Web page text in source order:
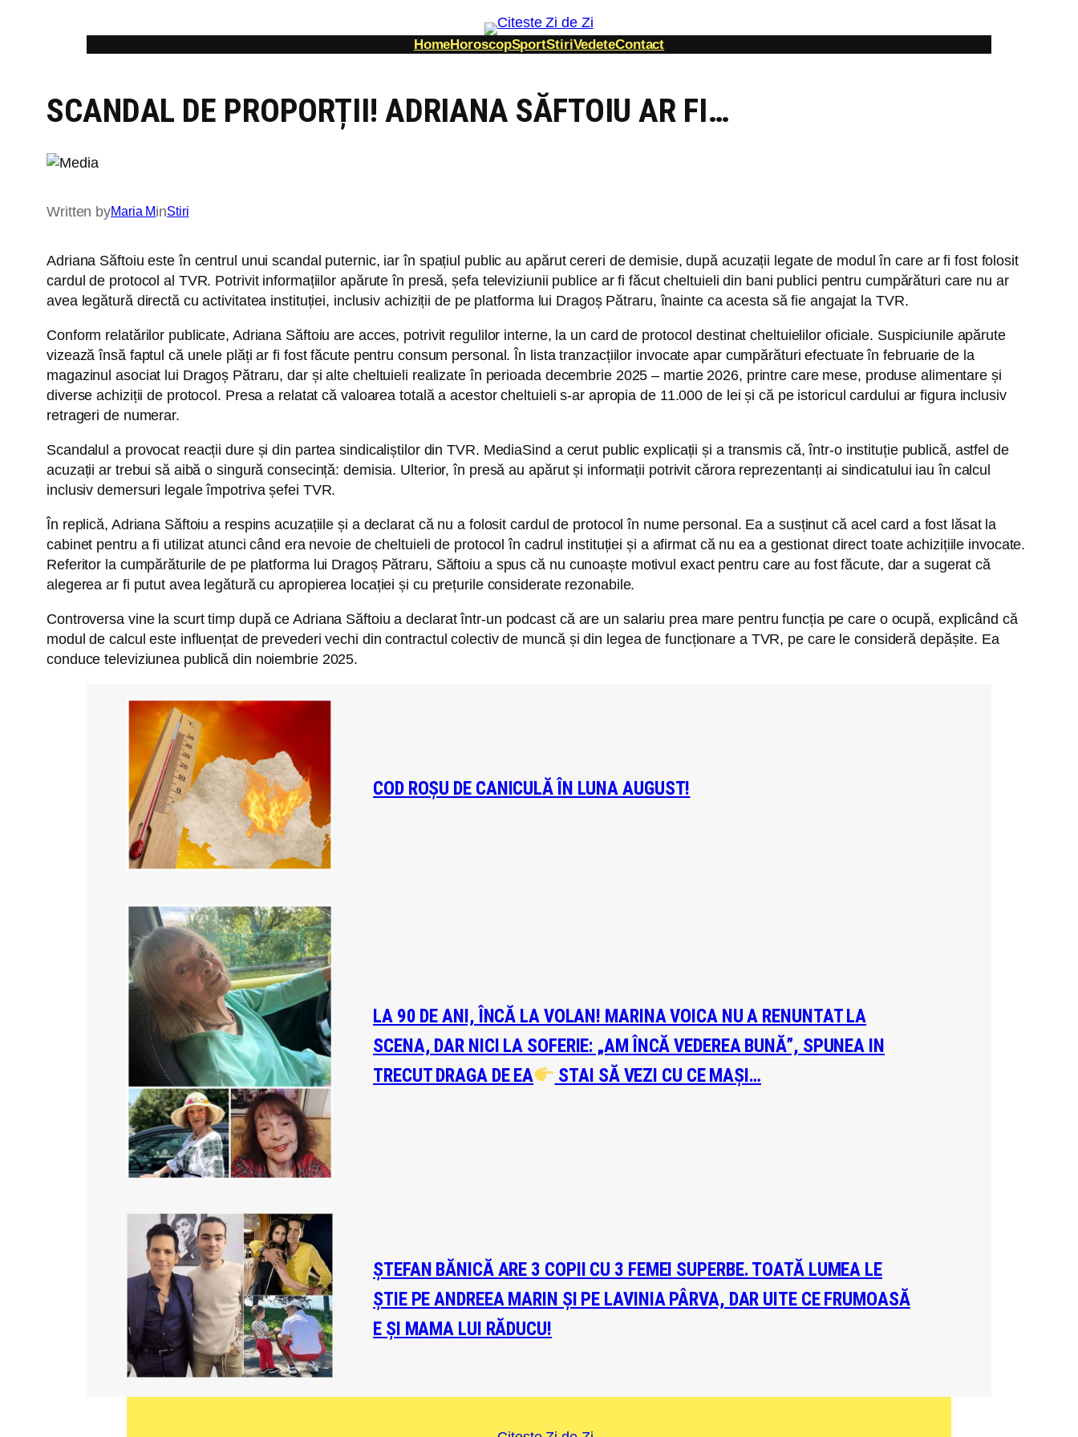
HomeHoroscopSportStiriVedeteContact
SCANDAL DE PROPORȚII! ADRIANA SĂFTOIU AR FI…
Written byMaria MinStiri
Adriana Săftoiu este în centrul unui scandal puternic, iar în spațiul public au apărut cereri de demisie, după acuzații legate de modul în care ar fi fost folosit
cardul de protocol al TVR. Potrivit informațiilor apărute în presă, șefa televiziunii publice ar fi făcut cheltuieli din bani publici pentru cumpărături care nu ar
avea legătură directă cu activitatea instituției, inclusiv achiziții de pe platforma lui Dragoș Pătraru, înainte ca acesta să fie angajat la TVR.
Conform relatărilor publicate, Adriana Săftoiu are acces, potrivit regulilor interne, la un card de protocol destinat cheltuielilor oficiale. Suspiciunile apărute
vizează însă faptul că unele plăți ar fi fost făcute pentru consum personal. În lista tranzacțiilor invocate apar cumpărături efectuate în februarie de la
magazinul asociat lui Dragoș Pătraru, dar și alte cheltuieli realizate în perioada decembrie 2025 – martie 2026, printre care mese, produse alimentare și
diverse achiziții de protocol. Presa a relatat că valoarea totală a acestor cheltuieli s-ar apropia de 11.000 de lei și că pe istoricul cardului ar figura inclusiv
retrageri de numerar.
Scandalul a provocat reacții dure și din partea sindicaliștilor din TVR. MediaSind a cerut public explicații și a transmis că, într-o instituție publică, astfel de
acuzații ar trebui să aibă o singură consecință: demisia. Ulterior, în presă au apărut și informații potrivit cărora reprezentanți ai sindicatului iau în calcul
inclusiv demersuri legale împotriva șefei TVR.
În replică, Adriana Săftoiu a respins acuzațiile și a declarat că nu a folosit cardul de protocol în nume personal. Ea a susținut că acel card a fost lăsat la
cabinet pentru a fi utilizat atunci când era nevoie de cheltuieli de protocol în cadrul instituției și a afirmat că nu ea a gestionat direct toate achizițiile invocate.
Referitor la cumpărăturile de pe platforma lui Dragoș Pătraru, Săftoiu a spus că nu cunoaște motivul exact pentru care au fost făcute, dar a sugerat că
alegerea ar fi putut avea legătură cu apropierea locației și cu prețurile considerate rezonabile.
Controversa vine la scurt timp după ce Adriana Săftoiu a declarat într-un podcast că are un salariu prea mare pentru funcția pe care o ocupă, explicând că
modul de calcul este influențat de prevederi vechi din contractul colectiv de muncă și din legea de funcționare a TVR, pe care le consideră depășite. Ea
conduce televiziunea publică din noiembrie 2025.
COD ROȘU DE CANICULĂ ÎN LUNA AUGUST!
LA 90 DE ANI, ÎNCĂ LA VOLAN! MARINA VOICA NU A RENUNTAT LA
SCENA, DAR NICI LA SOFERIE: „AM ÎNCĂ VEDEREA BUNĂ”, SPUNEA IN
TRECUT DRAGA DE EA
STAI SĂ VEZI CU CE MAȘI…
ȘTEFAN BĂNICĂ ARE 3 COPII CU 3 FEMEI SUPERBE. TOATĂ LUMEA LE
ȘTIE PE ANDREEA MARIN ȘI PE LAVINIA PÂRVA, DAR UITE CE FRUMOASĂ
E ȘI MAMA LUI RĂDUCU!